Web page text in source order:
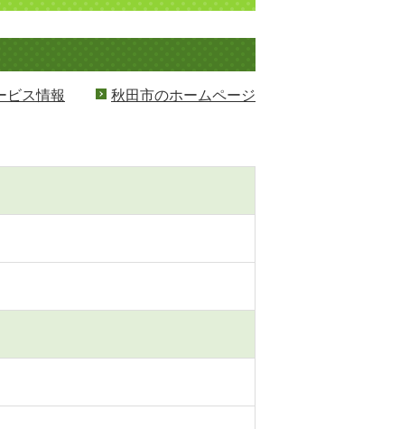
ビス情報 秋田市のホームページ